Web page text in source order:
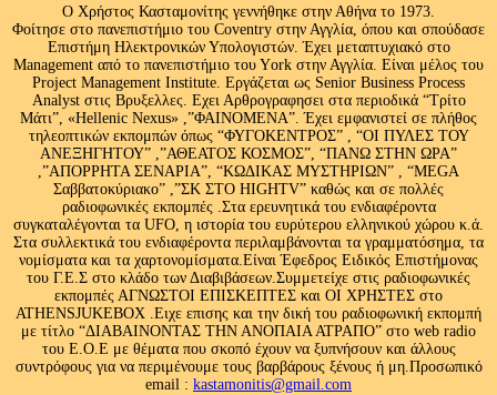
Ο Χρήστος Κασταμονίτης γεννήθηκε στην Αθήνα το 1973.
Φοίτησε στο πανεπιστήμιο του Coventry στην Αγγλία, όπου και σπούδασε
Επιστήμη Ηλεκτρονικών Υπολογιστών. Έχει μεταπτυχιακό στο
Management από το πανεπιστήμιο του Υork στην Αγγλία. Είναι μέλος του
Project Management Institute. Εργάζεται ως Senior Business Process
Analyst στις Βρυξελλες. Εχει Αρθρογραφησει στα περιοδικά “Τρίτο
Μάτι”, «Hellenic Nexus» ,”ΦΑΙΝΟΜΕΝΑ”. Έχει εμφανιστεί σε πλήθος
τηλεοπτικών εκπομπών όπως “ΦΥΓΟΚΕΝΤΡΟΣ” , “ΟΙ ΠΥΛΕΣ ΤΟΥ
ΑΝΕΞΗΓΗΤΟΥ” ,”ΑΘΕΑΤΟΣ ΚΟΣΜΟΣ”, “ΠΑΝΩ ΣΤΗΝ ΩΡΑ”
,”ΑΠΟΡΡΗΤΑ ΣΕΝΑΡΙΑ”, “ΚΩΔΙΚΑΣ ΜΥΣΤΗΡΙΩΝ” , “MEGA
Σαββατοκύριακο” ,”ΣΚ ΣΤΟ HIGHTV” καθώς και σε πολλές
ραδιοφωνικές εκπομπές .Στα ερευνητικά του ενδιαφέροντα
συγκαταλέγονται τα UFO, η ιστορία του ευρύτερου ελληνικού χώρου κ.ά.
Στα συλλεκτικά του ενδιαφέροντα περιλαμβάνονται τα γραμματόσημα, τα
νομίσματα και τα χαρτονομίσματα.Είναι Έφεδρος Ειδικός Επιστήμονας
του Γ.Ε.Σ στο κλάδο των Διαβιβάσεων.Συμμετείχε στις ραδιοφωνικές
εκπομπές ΑΓΝΩΣΤΟΙ ΕΠΙΣΚΕΠΤΕΣ και ΟΙ ΧΡΗΣΤΕΣ στο
ATHENSJUKEBOX .Ειχε επισης και την δική του ραδιοφωνική εκπομπή
με τίτλο “ΔΙΑΒΑΙΝΟΝΤΑΣ ΤΗΝ ΑΝΟΠΑΙΑ ΑΤΡΑΠΟ” στο web radio
του Ε.Ο.Ε με θέματα που σκοπό έχουν να ξυπνήσουν και άλλους
συντρόφους για να περιμένουμε τους βαρβάρους ξένους ή μη.Προσωπικό
email : kastamonitis@gmail.com